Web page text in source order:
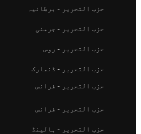
حزب التحریر - برطانیہ
حزب التحریر - جرمنی
حزب التحریر - روس
حزب التحریر - ڈنمارک
حزب التحریر - فرانس
حزب التحریر - فرانس
حزب التحریر - ہالینڈ